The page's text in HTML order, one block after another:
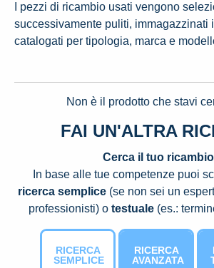
I pezzi di ricambio usati vengono
successivamente puliti, immagazzinati
catalogati per tipologia, marca e
Non è il prodotto che stavi
FAI UN'ALTRA
Cerca il tuo
In base alle tue competenze puoi
ricerca semplice (se non sei un
professionisti) o testuale (es.:
RICERCA
SEMPLICE
RICERCA
AVANZATA